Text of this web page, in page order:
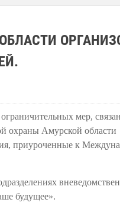
мер,
охраны Амурской области
приуроченные к
будущее».